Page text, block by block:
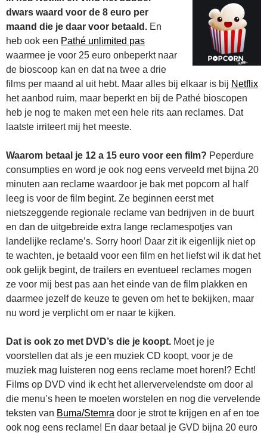
dwars waard voor de 8 euro per
maand die je daar voor betaald. En
heb ook een Pathé unlimited pas
waarmee je voor 25 euro onbeperkt naar
de bioscoop kan en dat na twee a drie
films per maand al uit hebt. Maar alles bij elkaar is bij Netflix
het aanbod ruim, maar beperkt en bij de Pathé bioscopen
heb je nog te maken met een hele rits aan reclames. Dat
laatste irriteert mij het meeste.
Waarom betaal je 12 a 15 euro voor een film? Peperdure
consumpties en word je ook nog eens verveeld met bijna 20
minuten aan reclame waardoor je bak met popcorn al half
leeg is voor de film begint. Ze beginnen eerst met
nietszeggende regionale reclame van bedrijven in de buurt
en dan de uitgebreide extra lange reclamespotjes van
landelijke reclame’s. Sorry hoor! Daar zit ik eigenlijk niet op
te wachten, je betaald voor een film en het liefst wil ik dat het
ook gelijk begint, de trailers en eventueel reclames mogen
ze voor mij best pas aan het einde van de film plakken en
daarmee jezelf de keuze te geven om het te bekijken, maar
nu word je verplicht om er naar te kijken.
Dat is ook zo met DVD’s die je koopt. Moet je je
voorstellen dat als je een muziek CD koopt, voor je de
muziek mag luisteren nog eens reclame moet horen!? Echt!
Films op DVD vind ik echt het allervervelendste om door al
die menu’s heen te moeten worstelen en nog die vervelende
teksten van Buma/Stemra door je strot te krijgen en af en toe
ook nog eens reclame! En daar betaal je GVD bijna 20 euro